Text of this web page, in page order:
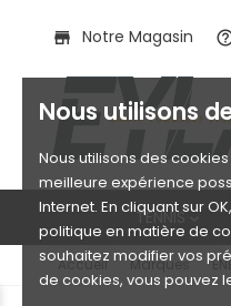
Nous utilisons
Nous utilisons des
meilleure expérience
Internet. En cliquant sur
politique en matière de
souhaitez modifier vos
de cookies, vous pouvez
store Notre Magasin
TENNIS
Accueil Marques